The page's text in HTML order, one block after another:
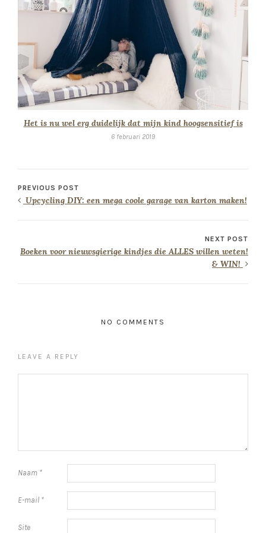
Het is nu wel erg duidelijk dat mijn kind hoogsensitief is
6 februari 2019
PREVIOUS POST
Upcycling DIY: een mega coole garage van karton maken!
NEXT POST
Boeken voor nieuwsgierige kindjes die ALLES willen weten!
& WIN!
NO COMMENTS
LEAVE A REPLY
Naam *
E-mail *
Site